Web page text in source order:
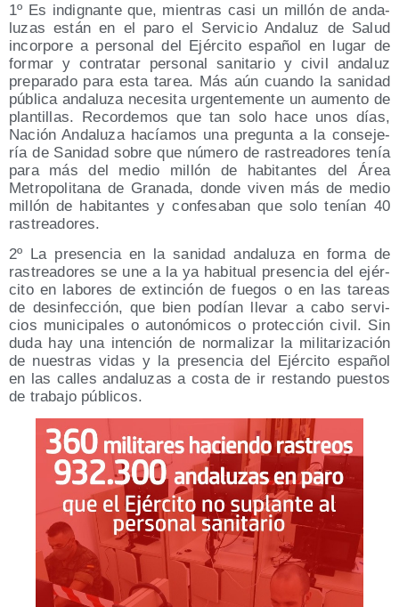
1º Es indig­nan­te que, mien­tras casi un millón de anda­
lu­zas están en el paro el Ser­vi­cio Anda­luz de Salud
incor­po­re a per­so­nal del Ejér­ci­to espa­ñol en lugar de
for­mar y con­tra­tar per­so­nal sani­ta­rio y civil anda­luz
pre­pa­ra­do para esta tarea. Más aún cuan­do la sani­dad
públi­ca anda­lu­za nece­si­ta urgen­te­men­te un aumen­to de
plan­ti­llas. Recor­de­mos que tan solo hace unos días,
Nación Anda­lu­za hacía­mos una pre­gun­ta a la con­se­je­
ría de Sani­dad sobre que núme­ro de ras­trea­do­res tenía
para más del medio millón de habi­tan­tes del Área
Metro­po­li­ta­na de Gra­na­da, don­de viven más de medio
millón de habi­tan­tes y con­fe­sa­ban que solo tenían 40
rastreadores.
2º La pre­sen­cia en la sani­dad anda­lu­za en for­ma de
ras­trea­do­res se une a la ya habi­tual pre­sen­cia del ejér­
ci­to en labo­res de extin­ción de fue­gos o en las tareas
de desin­fec­ción, que bien podían lle­var a cabo ser­vi­
cios muni­ci­pa­les o auto­nó­mi­cos o pro­tec­ción civil. Sin
duda hay una inten­ción de nor­ma­li­zar la mili­ta­ri­za­ción
de nues­tras vidas y la pre­sen­cia del Ejér­ci­to espa­ñol
en las calles anda­lu­zas a cos­ta de ir res­tan­do pues­tos
de tra­ba­jo públicos.